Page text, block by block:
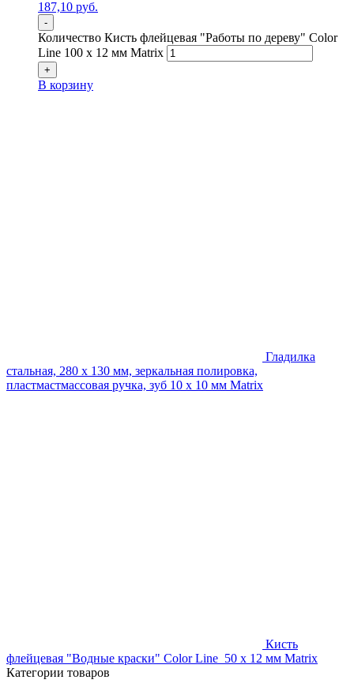
187,10 руб.
-
Количество Кисть флейцевая "Работы по дереву" Color
Line 100 х 12 мм Matrix
+
В корзину
Гладилка
стальная, 280 x 130 мм, зеркальная полировка,
пластмастмассовая ручка, зуб 10 x 10 мм Matrix
Кисть
флейцевая "Водные краски" Color Line 50 x 12 мм Matrix
Категории товаров